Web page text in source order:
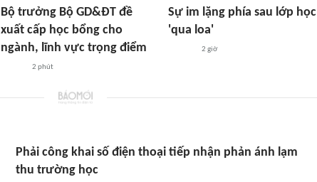
Bộ trưởng Bộ GD&ĐT đề
xuất cấp học bổng cho
ngành, lĩnh vực trọng điểm
2 phút
Sự im lặng phía sau lớp học
'qua loa'
2 giờ
Phải công khai số điện thoại tiếp nhận phản ánh lạm
thu trường học